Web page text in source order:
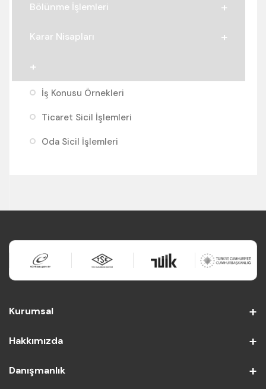
Bölünme İşlemleri
Karar Nisapları
İş Konusu Örnekleri
Ticaret Sicil İşlemleri
Oda Sicil İşlemleri
Kurumsal
Hakkımızda
Danışmanlık